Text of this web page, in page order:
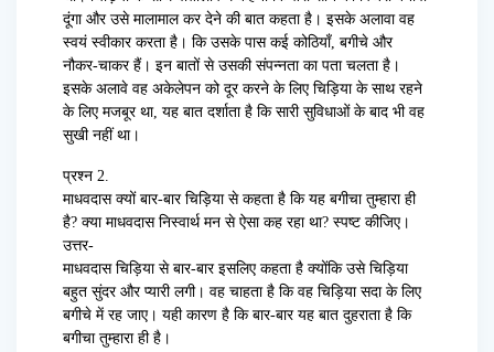
दूंगा और उसे मालामाल कर देने की बात कहता है। इसके अलावा वह
स्वयं स्वीकार करता है। कि उसके पास कई कोठियाँ, बगीचे और
नौकर-चाकर हैं। इन बातों से उसकी संपन्नता का पता चलता है।
इसके अलावे वह अकेलेपन को दूर करने के लिए चिड़िया के साथ रहने
के लिए मजबूर था, यह बात दर्शाता है कि सारी सुविधाओं के बाद भी वह
सुखी नहीं था।
प्रश्न 2.
माधवदास क्यों बार-बार चिड़िया से कहता है कि यह बगीचा तुम्हारा ही
है? क्या माधवदास निस्वार्थ मन से ऐसा कह रहा था? स्पष्ट कीजिए।
उत्तर-
माधवदास चिड़िया से बार-बार इसलिए कहता है क्योंकि उसे चिड़िया
बहुत सुंदर और प्यारी लगी। वह चाहता है कि वह चिड़िया सदा के लिए
बगीचे में रह जाए। यही कारण है कि बार-बार यह बात दुहराता है कि
बगीचा तुम्हारा ही है।